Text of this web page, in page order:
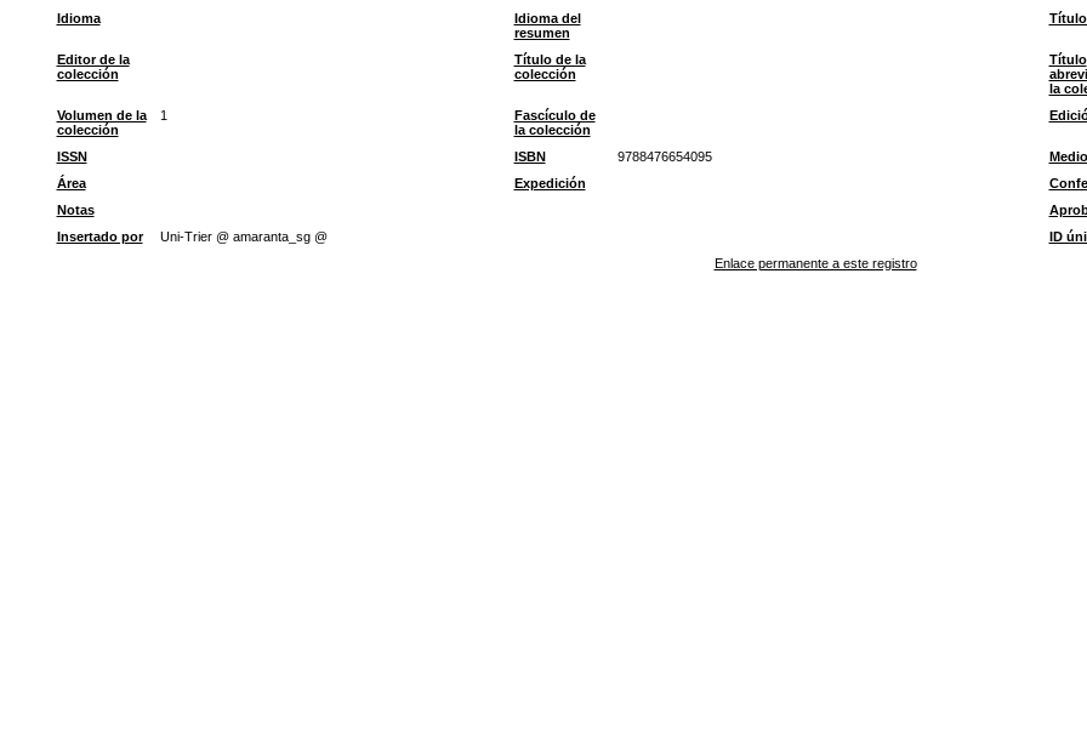
Idioma
Idioma del
resumen
Editor de la
colección
Título de la
colección
Título
la
Volumen de la
colección
1
Fascículo de
la colección
ISSN ISBN 9788476654095
Medio
Área
Expedición
Notas
Insertado por
Uni-Trier @ amaranta_sg @ ID
Enlace permanente a este registro